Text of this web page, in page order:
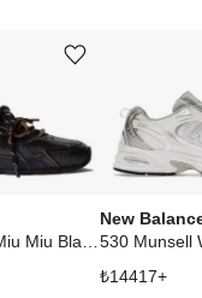
Ürünü istek listesine ekle veya listeden çıkar
New
530 Munsell
₺14417+